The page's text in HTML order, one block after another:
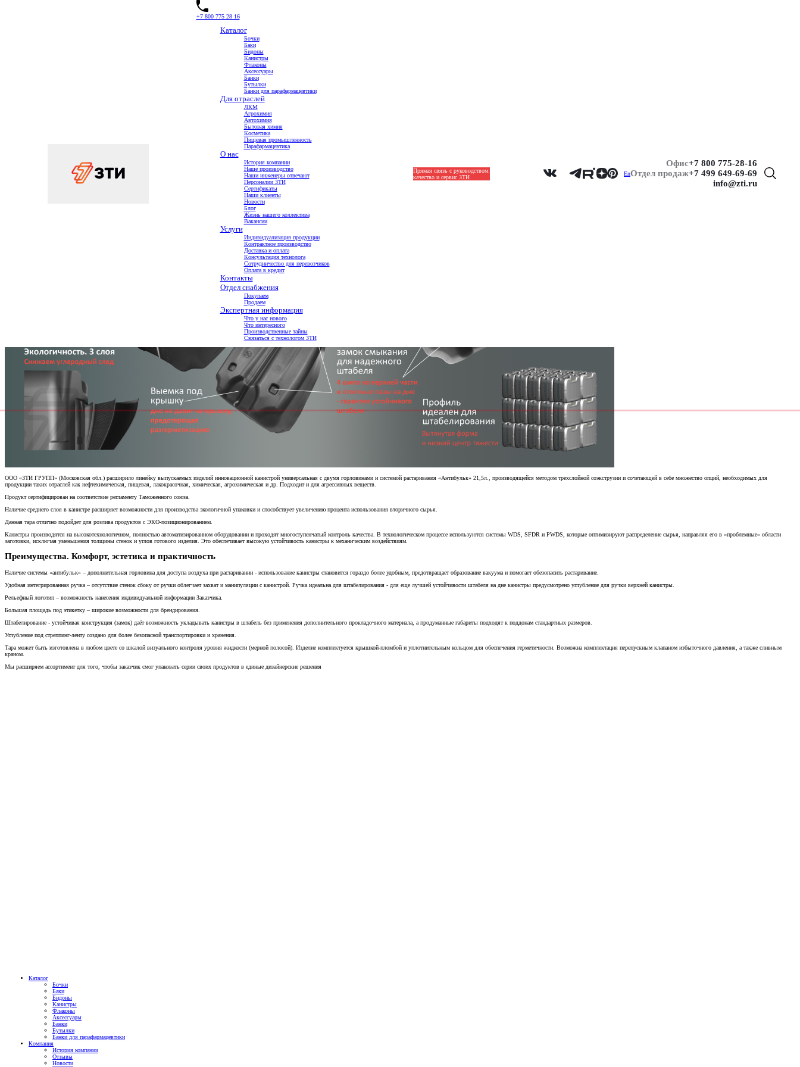
+7 800 775 28 16
Каталог
Бочки
Баки
Бидоны
Канистры
Флаконы
Аксессуары
Банки
Бутылки
Банки для парафармацевтики
Для отраслей
ЛКМ
Агрохимия
Автохимия
Бытовая химия
Косметика
Пищевая промышленность
Парафармацевтика
О нас
История компании
Наше производство
Наши инженеры отвечают
Персоналии ЗТИ
Сертификаты
Наши клиенты
Новости
Блог
Жизнь нашего коллектива
Вакансии
Услуги
Индивидуализация продукции
Контрактное производство
Доставка и оплата
Консультация технолога
Сотрудничество для перевозчиков
Оплата в кредит
Контакты
Отдел снабжения
Покупаем
Продаем
Экспертная информация
Что у нас нового
Что интересного
Производственные тайны
Связаться с технологом ЗТИ
Оптовые ценыПрямая связь с руководством:
качество и сервис ЗТИ
En
Офис+7 800 775-28-16
Отдел продаж+7 499 649-69-69
info@zti.ru
Инновационная канистра LX объемом 21,5л
ООО «ЗТИ ГРУПП» (Московская обл.) расширило линейку выпускаемых изделий инновационной канистрой универсальная с двумя горловинами и системой растаривания «Антибульк» 21,5л., производящейся методом трехслойной соэкструзии и сочетающей в себе множество опций, необходимых для
продукции таких отраслей как нефтехимическая, пищевая, лакокрасочная, химическая, агрохимическая и др. Подходит и для агрессивных веществ.
Продукт сертифицирован на соответствие регламенту Таможенного союза.
Наличие среднего слоя в канистре расширяет возможности для производства экологичной упаковки и способствует увеличению процента использования вторичного сырья.
Данная тара отлично подойдет для розлива продуктов с ЭКО-позиционированием.
Канистры производятся на высокотехнологичном, полностью автоматизированном оборудовании и проходят многоступенчатый контроль качества. В технологическом процессе используются системы WDS, SFDR и PWDS, которые оптимизируют распределение сырья, направляя его в «проблемные» области
заготовки, исключая уменьшения толщины стенок и углов готового изделия. Это обеспечивает высокую устойчивость канистры к механическим воздействиям.
Преимущества. Комфорт, эстетика и практичность
Наличие системы «антибульк» – дополнительная горловина для доступа воздуха при растаривании - использование канистры становится гораздо более удобным, предотвращает образование вакуума и помогает обезопасить растаривание.
Удобная интегрированная ручка – отсутствие стенок сбоку от ручки облегчает захват и манипуляции с канистрой. Ручка идеальна для штабелирования - для еще лучшей устойчивости штабеля на дне канистры предусмотрено углубление для ручки верхней канистры.
Рельефный логотип – возможность нанесения индивидуальной информации Заказчика.
Большая площадь под этикетку – широкие возможности для брендирования.
Штабелирование - устойчивая конструкция (замок) даёт возможность укладывать канистры в штабель без применения дополнительного прокладочного материала, а продуманные габариты подходят к поддонам стандартных размеров.
Углубление под стреппинг-ленту создано для более безопасной транспортировки и хранения.
Тара может быть изготовлена в любом цвете со шкалой визуального контроля уровня жидкости (мерной полосой). Изделие комплектуется крышкой-пломбой и уплотнительным кольцом для обеспечения герметичности. Возможна комплектация перепускным клапаном избыточного давления, а также сливным
краном.
Мы расширяем ассортимент для того, чтобы заказчик смог упаковать серии своих продуктов в единые дизайнерские решения
Каталог
Бочки
Баки
Бидоны
Канистры
Флаконы
Аксессуары
Банки
Бутылки
Банки для парафармацевтики
Компания
История компании
Отзывы
Новости